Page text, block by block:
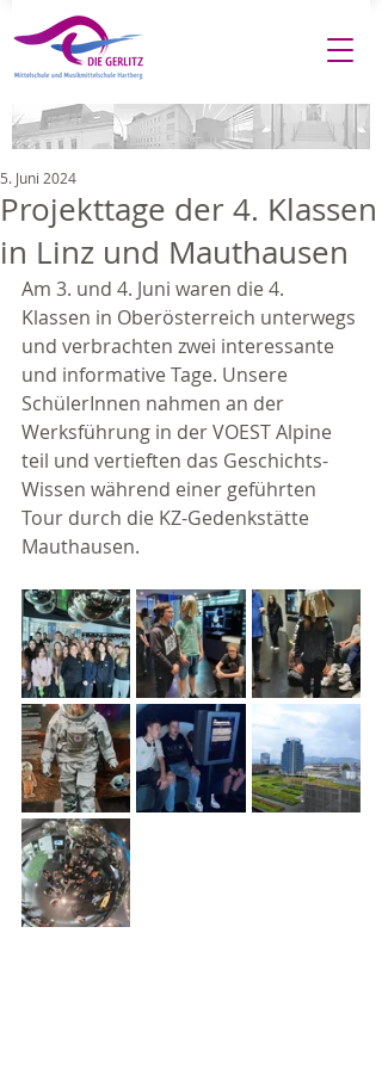
Projekttage der 4. Klassen
in Linz und Mauthausen
5. Juni 2024
Am 3. und 4. Juni waren die 4.
Klassen in Oberösterreich unterwegs
und verbrachten zwei interessante
und informative Tage. Unsere
SchülerInnen nahmen an der
Werksführung in der VOEST Alpine
teil und vertieften das Geschichts-
Wissen während einer geführten
Tour durch die KZ-Gedenkstätte
Mauthausen.